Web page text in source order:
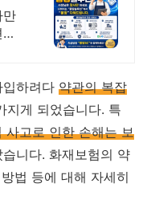
만
입하려다 약관의 복잡
지게 되었습니다. 특
사고로 인한 손해는 보
니다. 화재보험의 약
법 등에 대해 자세히